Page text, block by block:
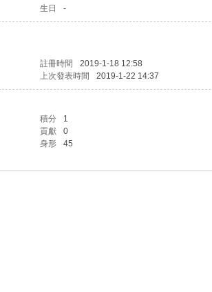
生日 -
註冊時間 2019-1-18 12:58
上次發表時間 2019-1-22 14:37
積分 1
貢獻 0
身形 45